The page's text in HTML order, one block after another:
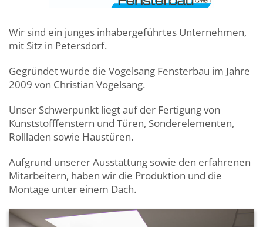
Wir sind ein junges inhabergeführtes Unternehmen,
mit Sitz in Petersdorf.
Gegründet wurde die Vogelsang Fensterbau im Jahre
2009 von Christian Vogelsang.
Unser Schwerpunkt liegt auf der Fertigung von
Kunststofffenstern und Türen, Sonderelementen,
Rollladen sowie Haustüren.
Aufgrund unserer Ausstattung sowie den erfahrenen
Mitarbeitern, haben wir die Produktion und die
Montage unter einem Dach.